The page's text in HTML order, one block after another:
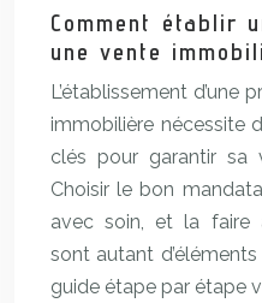
Comment établir
une vente
L’établissement d’une
immobilière nécessite
clés pour garantir sa
Choisir le bon
avec soin, et la faire
sont autant
guide étape par étape